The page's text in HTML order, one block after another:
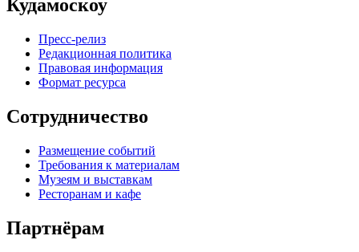
Кудамоскоу
Пресс-релиз
Редакционная политика
Правовая информация
Формат ресурса
Сотрудничество
Размещение событий
Требования к материалам
Музеям и выставкам
Ресторанам и кафе
Партнёрам